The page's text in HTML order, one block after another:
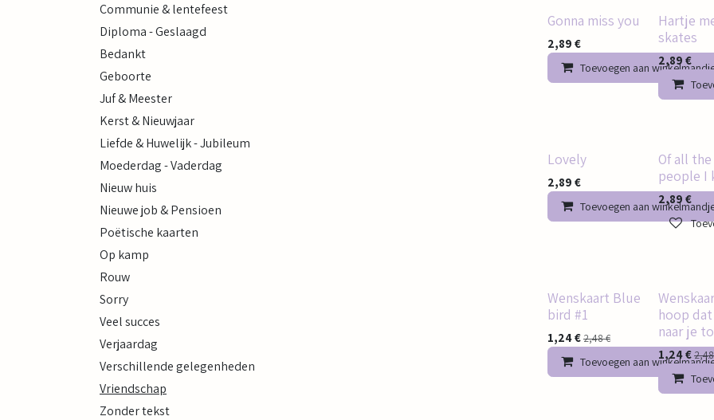
Communie & lentefeest
Diploma - Geslaagd
Bedankt
Geboorte
Juf & Meester
Kerst & Nieuwjaar
Liefde & Huwelijk - Jubileum
Moederdag - Vaderdag
Nieuw huis
Nieuwe job & Pensioen
Poëtische kaarten
Op kamp
Rouw
Sorry
Veel succes
Verjaardag
Verschillende gelegenheden
Vriendschap
Zonder tekst
Gonna miss you
2,89 €
Toevoegen aan
Hartje
skates
2,89 €
Lovely
2,89 €
Toevoegen aan
Of all the
people I
2,89 €
Wenskaart Blue
bird #1
1,24€2,48€
Toevoegen aan
hoop
naar je
1,24€2,48